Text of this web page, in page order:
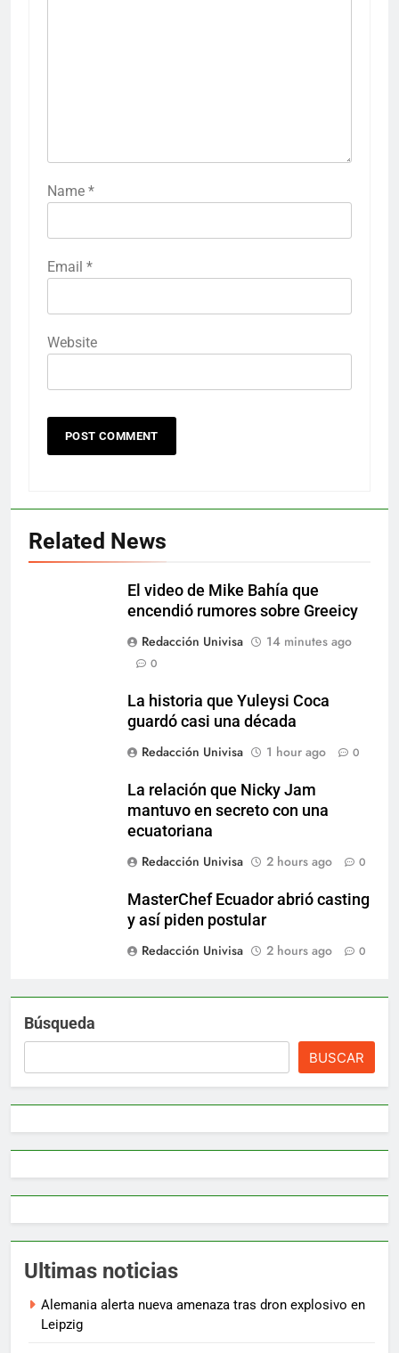
Name *
Email *
Website
Related News
El video de Mike Bahía que
encendió rumores sobre Greeicy
Redacción Univisa
14 minutes ago
0
La historia que Yuleysi Coca
guardó casi una década
Redacción Univisa
1 hour ago 0
La relación que Nicky Jam
mantuvo en secreto con una
ecuatoriana
Redacción Univisa
2 hours ago 0
MasterChef Ecuador abrió casting
y así piden postular
Redacción Univisa
2 hours ago 0
Búsqueda
BUSCAR
Ultimas noticias
Alemania alerta nueva amenaza tras dron explosivo en
Leipzig